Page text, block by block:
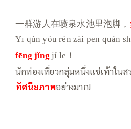
一群游人在喷泉水池里泡脚，
Yī qún yóu rén zài pēn quán
fēng jǐng jí le！
นักท่องเที่ยวกลุ่มหนึ่งแช่เท้าในส
ทัศนียภาพอย่างมาก!